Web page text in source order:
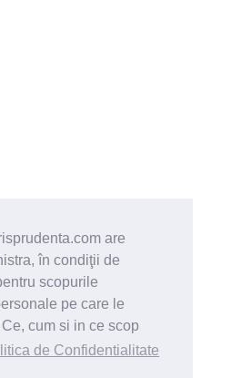
are
în condiţii de
scopurile
pe care le
cum si in ce scop
de Confidentialitate